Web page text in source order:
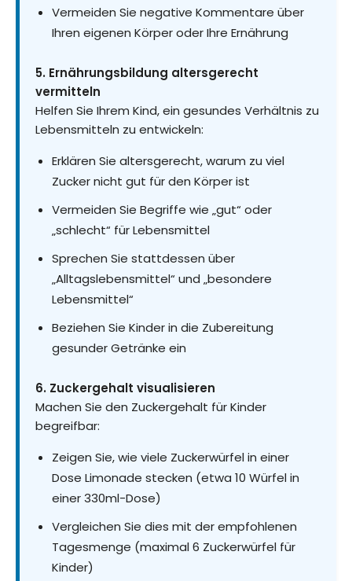
Vermeiden Sie negative Kommentare über
Ihren eigenen Körper oder Ihre Ernährung
5. Ernährungsbildung altersgerecht
vermitteln
Helfen Sie Ihrem Kind, ein gesundes Verhältnis zu
Lebensmitteln zu entwickeln:
Erklären Sie altersgerecht, warum zu viel
Zucker nicht gut für den Körper ist
Vermeiden Sie Begriffe wie „gut“ oder
„schlecht“ für Lebensmittel
Sprechen Sie stattdessen über
„Alltagslebensmittel“ und „besondere
Lebensmittel“
Beziehen Sie Kinder in die Zubereitung
gesunder Getränke ein
6. Zuckergehalt visualisieren
Machen Sie den Zuckergehalt für Kinder
begreifbar:
Zeigen Sie, wie viele Zuckerwürfel in einer
Dose Limonade stecken (etwa 10 Würfel in
einer 330ml-Dose)
Vergleichen Sie dies mit der empfohlenen
Tagesmenge (maximal 6 Zuckerwürfel für
Kinder)